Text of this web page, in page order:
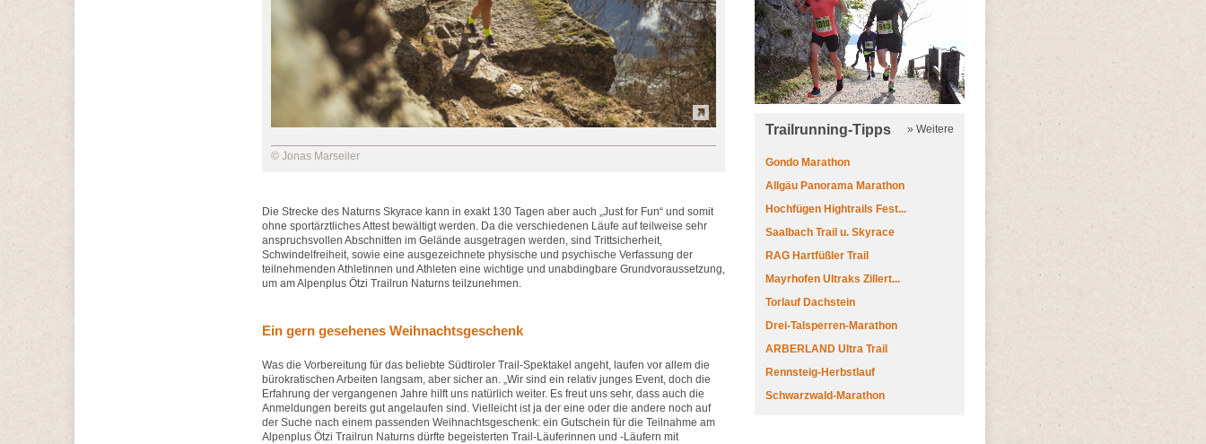
© Jonas Marseiler
Die Strecke des Naturns Skyrace kann in exakt 130 Tagen aber auch „Just for Fun“ und somit
ohne sportärztliches Attest bewältigt werden. Da die verschiedenen Läufe auf teilweise sehr
anspruchsvollen Abschnitten im Gelände ausgetragen werden, sind Trittsicherheit,
Schwindelfreiheit, sowie eine ausgezeichnete physische und psychische Verfassung der
teilnehmenden Athletinnen und Athleten eine wichtige und unabdingbare Grundvoraussetzung,
um am Alpenplus Ötzi Trailrun Naturns teilzunehmen.
Ein gern gesehenes Weihnachtsgeschenk
Was die Vorbereitung für das beliebte Südtiroler Trail-Spektakel angeht, laufen vor allem die
bürokratischen Arbeiten langsam, aber sicher an. „Wir sind ein relativ junges Event, doch die
Erfahrung der vergangenen Jahre hilft uns natürlich weiter. Es freut uns sehr, dass auch die
Anmeldungen bereits gut angelaufen sind. Vielleicht ist ja der eine oder die andere noch auf
der Suche nach einem passenden Weihnachtsgeschenk: ein Gutschein für die Teilnahme am
Alpenplus Ötzi Trailrun Naturns dürfte begeisterten Trail-Läuferinnen und -Läufern mit
Trailrunning-Tipps » Weitere
Gondo Marathon
Allgäu Panorama Marathon
Hochfügen Hightrails Fest...
Saalbach Trail u. Skyrace
RAG Hartfüßler Trail
Mayrhofen Ultraks Zillert...
Torlauf Dachstein
Drei-Talsperren-Marathon
ARBERLAND Ultra Trail
Rennsteig-Herbstlauf
Schwarzwald-Marathon